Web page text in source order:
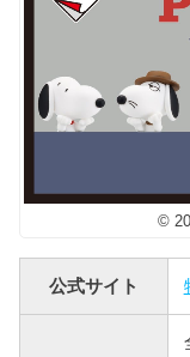
©
公式サイト